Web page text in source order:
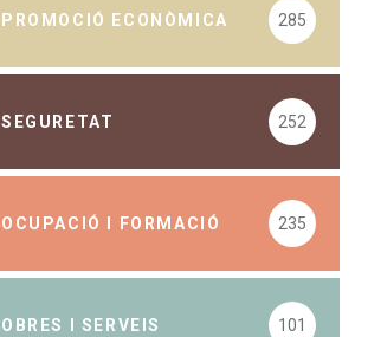
PROMOCIÓ ECONÒMICA 285
SEGURETAT 252
OCUPACIÓ I FORMACIÓ 235
OBRES I SERVEIS 101